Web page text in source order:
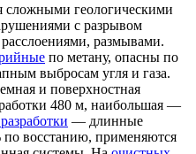
сложными геологическими
с разрывом
расслоениями, размывами.
по метану, опасны по
выбросам угля и газа.
и поверхностная
480 м, наибольшая —
— длинные
восстанию, применяются